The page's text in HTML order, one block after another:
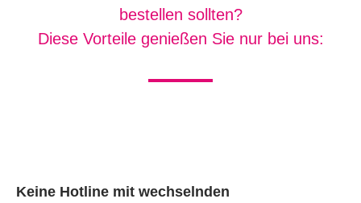
bestellen sollten?
Diese Vorteile genießen Sie nur bei uns:
Keine Hotline mit wechselnden